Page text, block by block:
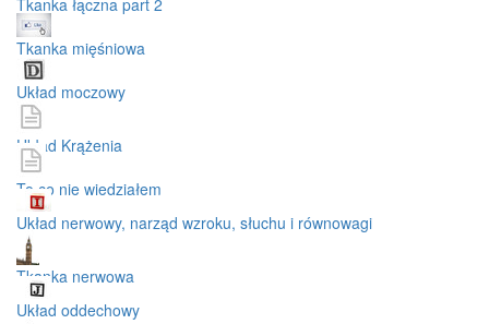
Tkanka mięśniowa
Układ moczowy
Układ Krążenia
To co nie wiedziałem
Układ nerwowy, narząd wzroku, słuchu i równowagi
Tkanka nerwowa
Układ oddechowy